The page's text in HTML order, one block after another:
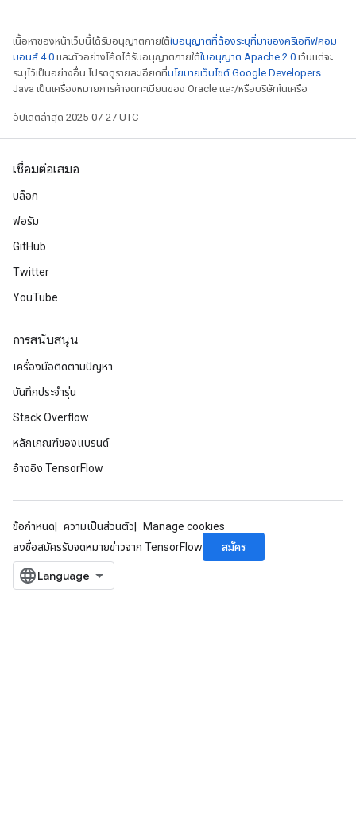
เนื้อหาของหน้าเว็บนี้ได้รับอนุญาตภายใต้ใบอนุญาตที่ต้องระบุที่มาของครีเอทีฟคอม
มอนส์ 4.0 และตัวอย่างโค้ดได้รับอนุญาตภายใต้ใบอนุญาต Apache 2.0 เว้นแต่จะ
ระบุไว้เป็นอย่างอื่น โปรดดูรายละเอียดที่นโยบายเว็บไซต์ Google Developers
Java เป็นเครื่องหมายการค้าจดทะเบียนของ Oracle และ/หรือบริษัทในเครือ
อัปเดตล่าสุด 2025-07-27 UTC
เชื่อมต่อเสมอ
บล็อก
ฟอรัม
GitHub
Twitter
YouTube
การสนับสนุน
เครื่องมือติดตามปัญหา
บันทึกประจำรุ่น
Stack Overflow
หลักเกณฑ์ของแบรนด์
อ้างอิง TensorFlow
ข้อกำหนด ความเป็นส่วนตัว
Manage cookies
ลงชื่อสมัครรับจดหมายข่าวจาก TensorFlow
สมัคร